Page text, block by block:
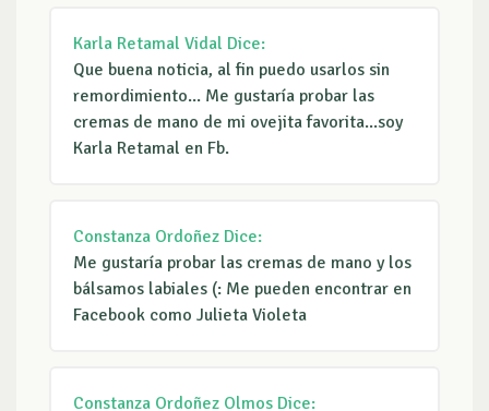
Karla Retamal Vidal Dice:
Que buena noticia, al fin puedo usarlos sin
remordimiento... Me gustaría probar las
cremas de mano de mi ovejita favorita...soy
Karla Retamal en Fb.
Constanza Ordoñez Dice:
Me gustaría probar las cremas de mano y los
bálsamos labiales (: Me pueden encontrar en
Facebook como Julieta Violeta
Constanza Ordoñez Olmos Dice: